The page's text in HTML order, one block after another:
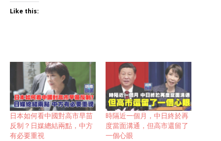
Like this:
日本如何看中國對高市早苗
反制？日媒總結兩點，中方
有必要重視
時隔近一個月，中日終於再
度當面溝通，但高市還留了
一個心眼